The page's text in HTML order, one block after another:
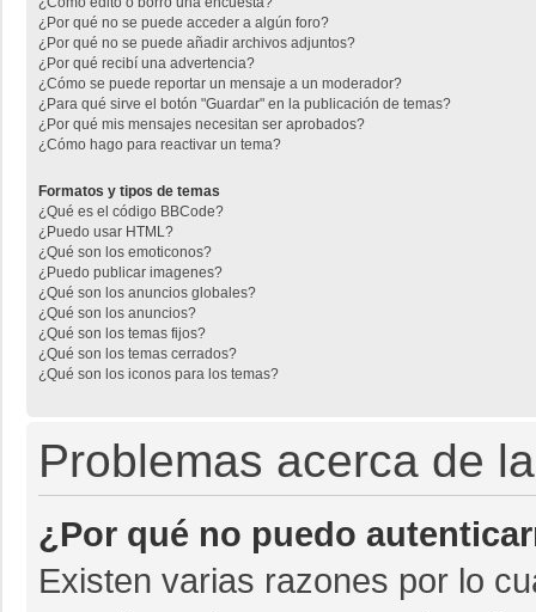
¿Por qué no se puede acceder a algún foro?
¿Por qué no se puede añadir archivos adjuntos?
¿Por qué recibí una advertencia?
¿Cómo se puede reportar un mensaje a un moderador?
¿Para qué sirve el botón "Guardar" en la publicación de temas?
¿Por qué mis mensajes necesitan ser aprobados?
¿Cómo hago para reactivar un tema?
Formatos y tipos de temas
¿Qué es el código BBCode?
¿Puedo usar HTML?
¿Qué son los emoticonos?
¿Puedo publicar imagenes?
¿Qué son los anuncios globales?
¿Qué son los anuncios?
¿Qué son los temas fijos?
¿Qué son los temas cerrados?
¿Qué son los iconos para los temas?
Problemas acerca de
¿Por qué no puedo
Existen varias razones por lo